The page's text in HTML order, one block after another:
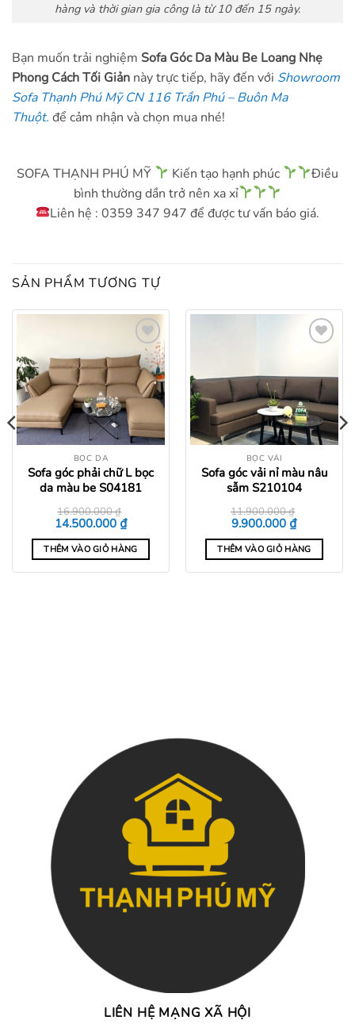
hàng và thời gian gia công là từ 10 đến 15 ngày.
Bạn muốn trải nghiệm Sofa Góc Da Màu Be Loang Nhẹ
Phong Cách Tối Giản này trực tiếp, hãy đến với Showroom
Sofa Thạnh Phú Mỹ CN 116 Trần Phú – Buôn Ma
Thuột. để cảm nhận và chọn mua nhé!
SOFA THẠNH PHÚ MỸ Kiến tạo hạnh phúc
Điều
bình thường dần trở nên xa xỉ
Liên hệ : 0359 347 947 để được tư vấn báo giá.
SẢN PHẨM TƯƠNG TỰ
Add to
wishlist
BỌC DA
Sofa góc phải chữ L bọc
da màu be S04181
16.900.000₫
Giá
gốc
là:
16.900.000 ₫.
14.500.000 ₫Giá
hiện
tại
là:
14.500.000 ₫.
THÊM VÀO GIỎ HÀNG
BỌC VẢI
Sofa góc vải nỉ màu nâu
sẫm S210104
11.900.000₫
Giá
gốc
là:
11.900.000 ₫.
9.900.000 ₫Giá
tại
là:
9.900.000
THÊM VÀO GIỎ HÀNG
₫.
LIÊN HỆ MẠNG XÃ HỘI